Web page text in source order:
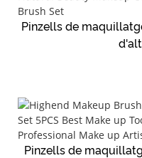
Pinzells de
Pinzells de